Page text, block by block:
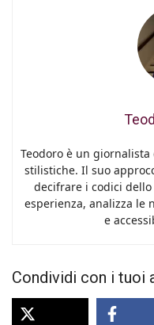
Teodoro è un
stilistiche. Il suo
decifrare i codici
esperienza, analizza le
e
Condividi con i tuoi